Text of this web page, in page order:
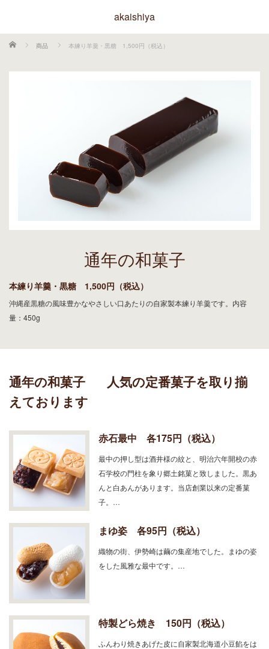
akaishiya
ホーム 商品 本練り羊羹・黒糖 1,500円（税込）
通年の和菓子
本練り羊羹・黒糖 1,500円（税込）
沖縄産黒糖の風味豊かなやさしい口あたりの自家製本練り羊羹です。内容
量：450g
通年の和菓子
人気の定番菓子を取り揃
えております
赤石最中 各175円（税込）
最中の押し型は酒井様の紋と、明治六年開校の赤
石学校の門柱を象り郷土銘菓と致しました。黒あ
んと白あんがあります。当店創業以来の定番菓
子。…
まゆ姿 各95円（税込）
織物の街、伊勢崎は繭の集産地でした。まゆの姿
をした風雅な最中です。…
特製どら焼き 150円（税込）
ふんわり焼きあげた皮に自家製北海道小豆餡をは